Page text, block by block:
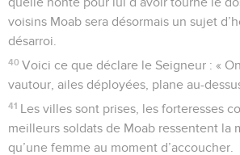
voisins Moab sera désormais un sujet
désarroi.
40 Voici ce que déclare le Seigneur : «
vautour, ailes déployées, plane au-
41 Les villes sont prises, les forteresses
meilleurs soldats de Moab ressentent la
qu’une femme au moment d’accoucher.